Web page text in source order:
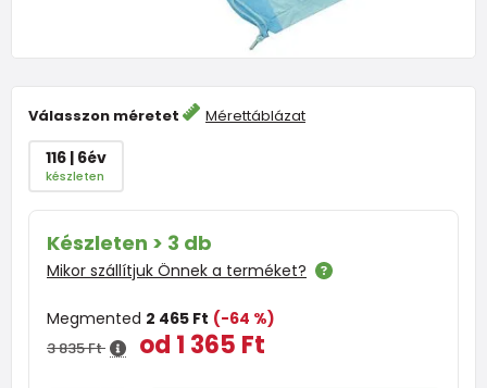
Válasszon méretet Mérettáblázat
116 | 6év
készleten
Készleten > 3 db
Mikor szállítjuk Önnek a terméket?
Megmented 2 465 Ft (-64 %)
3 835 Ft od 1 365 Ft